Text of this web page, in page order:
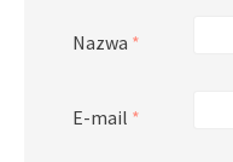
Nazwa *
E-mail *